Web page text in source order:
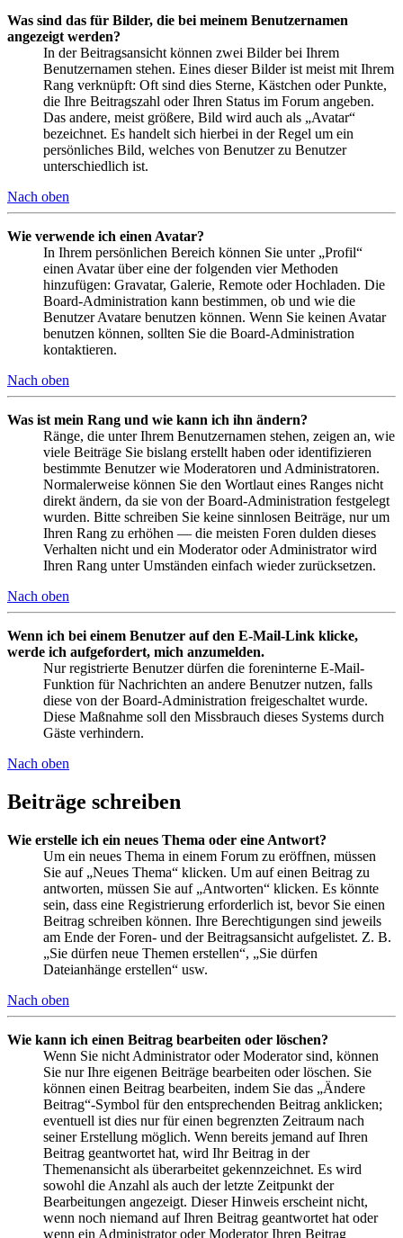
Was sind das für Bilder, die bei meinem Benutzernamen
angezeigt werden?
In der Beitragsansicht können zwei Bilder bei Ihrem
Benutzernamen stehen. Eines dieser Bilder ist meist mit Ihrem
Rang verknüpft: Oft sind dies Sterne, Kästchen oder Punkte,
die Ihre Beitragszahl oder Ihren Status im Forum angeben.
Das andere, meist größere, Bild wird auch als „Avatar“
bezeichnet. Es handelt sich hierbei in der Regel um ein
persönliches Bild, welches von Benutzer zu Benutzer
unterschiedlich ist.
Nach oben
Wie verwende ich einen Avatar?
In Ihrem persönlichen Bereich können Sie unter „Profil“
einen Avatar über eine der folgenden vier Methoden
hinzufügen: Gravatar, Galerie, Remote oder Hochladen. Die
Board-Administration kann bestimmen, ob und wie die
Benutzer Avatare benutzen können. Wenn Sie keinen Avatar
benutzen können, sollten Sie die Board-Administration
kontaktieren.
Nach oben
Was ist mein Rang und wie kann ich ihn ändern?
Ränge, die unter Ihrem Benutzernamen stehen, zeigen an, wie
viele Beiträge Sie bislang erstellt haben oder identifizieren
bestimmte Benutzer wie Moderatoren und Administratoren.
Normalerweise können Sie den Wortlaut eines Ranges nicht
direkt ändern, da sie von der Board-Administration festgelegt
wurden. Bitte schreiben Sie keine sinnlosen Beiträge, nur um
Ihren Rang zu erhöhen — die meisten Foren dulden dieses
Verhalten nicht und ein Moderator oder Administrator wird
Ihren Rang unter Umständen einfach wieder zurücksetzen.
Nach oben
Wenn ich bei einem Benutzer auf den E-Mail-Link klicke,
werde ich aufgefordert, mich anzumelden.
Nur registrierte Benutzer dürfen die foreninterne E-Mail-
Funktion für Nachrichten an andere Benutzer nutzen, falls
diese von der Board-Administration freigeschaltet wurde.
Diese Maßnahme soll den Missbrauch dieses Systems durch
Gäste verhindern.
Nach oben
Beiträge schreiben
Wie erstelle ich ein neues Thema oder eine Antwort?
Um ein neues Thema in einem Forum zu eröffnen, müssen
Sie auf „Neues Thema“ klicken. Um auf einen Beitrag zu
antworten, müssen Sie auf „Antworten“ klicken. Es könnte
sein, dass eine Registrierung erforderlich ist, bevor Sie einen
Beitrag schreiben können. Ihre Berechtigungen sind jeweils
am Ende der Foren- und der Beitragsansicht aufgelistet. Z. B.
„Sie dürfen neue Themen erstellen“, „Sie dürfen
Dateianhänge erstellen“ usw.
Nach oben
Wie kann ich einen Beitrag bearbeiten oder löschen?
Wenn Sie nicht Administrator oder Moderator sind, können
Sie nur Ihre eigenen Beiträge bearbeiten oder löschen. Sie
können einen Beitrag bearbeiten, indem Sie das „Ändere
Beitrag“-Symbol für den entsprechenden Beitrag anklicken;
eventuell ist dies nur für einen begrenzten Zeitraum nach
seiner Erstellung möglich. Wenn bereits jemand auf Ihren
Beitrag geantwortet hat, wird Ihr Beitrag in der
Themenansicht als überarbeitet gekennzeichnet. Es wird
sowohl die Anzahl als auch der letzte Zeitpunkt der
Bearbeitungen angezeigt. Dieser Hinweis erscheint nicht,
wenn noch niemand auf Ihren Beitrag geantwortet hat oder
wenn ein Administrator oder Moderator Ihren Beitrag